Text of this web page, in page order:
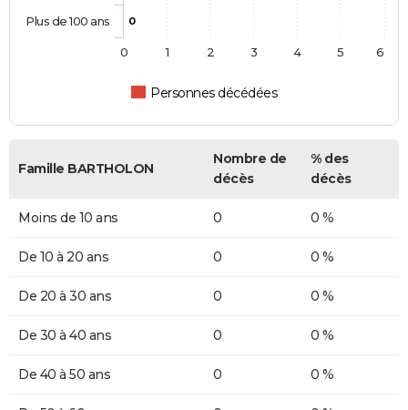
0
Personnes décédées
Plus de 100 ans
0 1 2 3 4 5 6
Famille BARTHOLON
Nombre de
décès
% des
décès
Moins de 10 ans 0 0 %
De 10 à 20 ans 0 0 %
De 20 à 30 ans 0 0 %
De 30 à 40 ans 0 0 %
De 40 à 50 ans 0 0 %